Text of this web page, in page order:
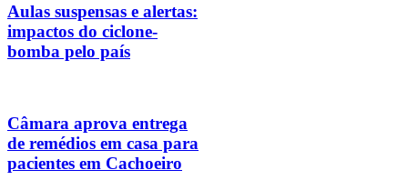
Aulas suspensas e alertas:
impactos do ciclone-
bomba pelo país
Câmara aprova entrega
de remédios em casa para
pacientes em Cachoeiro